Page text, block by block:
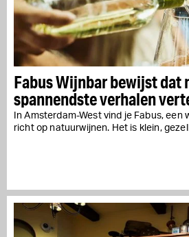
Fabus Wijnbar bewijst dat
spannendste verhalen
In Amsterdam-West vind je Fabus, een
richt op natuurwijnen. Het is klein,